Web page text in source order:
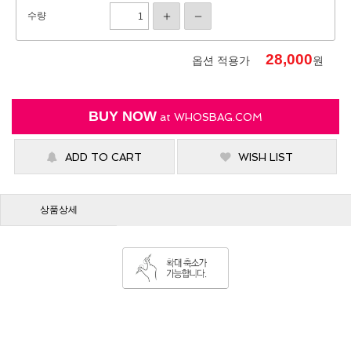
수량
옵션 적용가 28,000원
BUY NOW at WHOSBAG.COM
ADD TO CART WISH LIST
상품상세